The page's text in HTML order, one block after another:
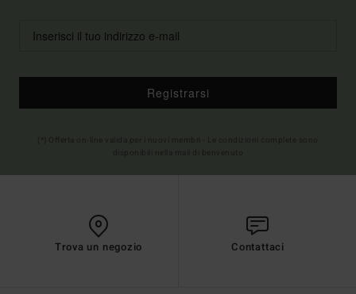
Registrarsi
Trova un negozio Contattaci